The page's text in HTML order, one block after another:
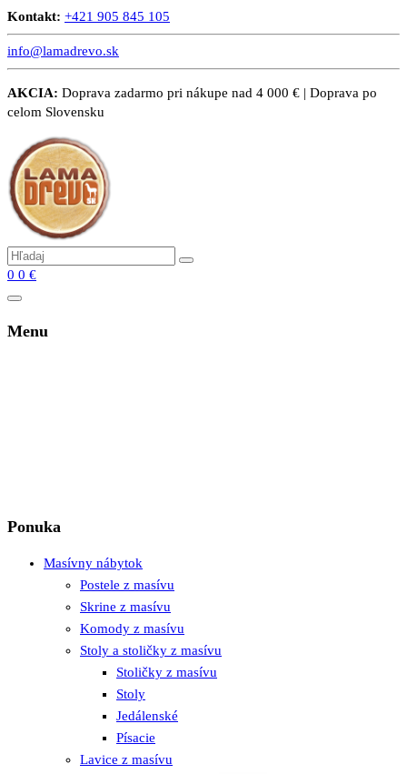
Kontakt: +421 905 845 105
info@lamadrevo.sk
AKCIA: Doprava zadarmo pri nákupe nad 4 000 € | Doprava po
celom Slovensku
0 0 €
Menu
Ponuka
Masívny nábytok
Postele z masívu
Skrine z masívu
Komody z masívu
Stoly a stoličky z masívu
Stoličky z masívu
Stoly
Jedálenské
Písacie
Lavice z masívu